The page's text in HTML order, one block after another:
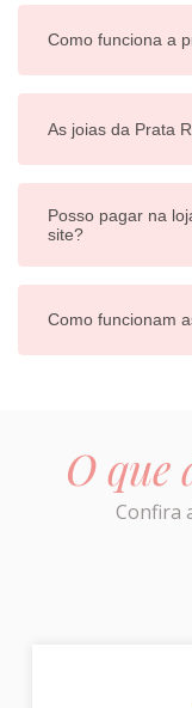
Como funciona a
As joias da Prata
Posso pagar na
site?
Como funcionam
O que
Confira